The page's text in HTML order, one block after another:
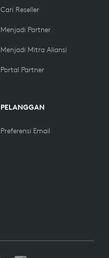
Cari Reseller
Menjadi Partner
Menjadi Mitra Aliansi
Portal Partner
PELANGGAN
Preferensi Email